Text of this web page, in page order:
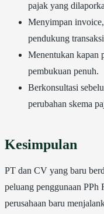
pajak yang
Menyimpan
pendukung
Menentukan kapan
pembukuan penuh.
Berkonsultasi
perubahan skema
Kesimpulan
PT dan CV yang baru
peluang penggunaan PPh
perusahaan baru